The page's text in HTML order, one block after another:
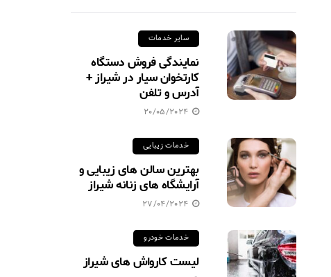
سایر خدمات
نمایندگی فروش دستگاه
کارتخوان سیار در شیراز +
آدرس و تلفن
20/05/2024
خدمات زیبایی
بهترین سالن های زیبایی و
آرایشگاه های زنانه شیراز
27/04/2024
خدمات خودرو
لیست کارواش های شیراز